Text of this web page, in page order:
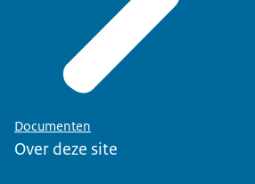
Documenten
Over deze site